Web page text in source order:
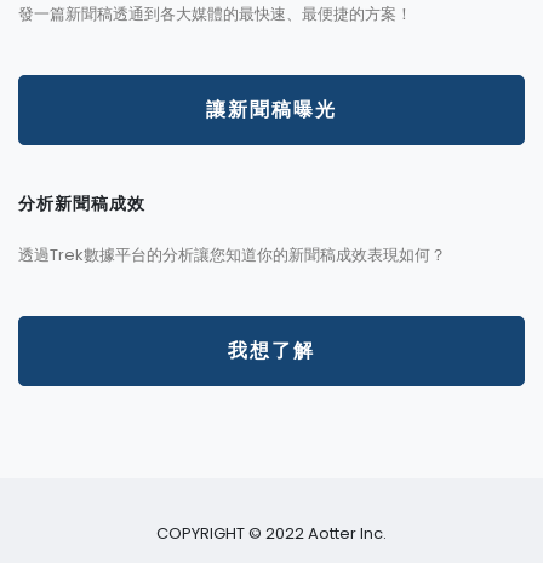
發一篇新聞稿透通到各大媒體的最快速、最便捷的方案！
讓新聞稿曝光
分析新聞稿成效
透過Trek數據平台的分析讓您知道你的新聞稿成效表現如何？
我想了解
COPYRIGHT © 2022 Aotter Inc.